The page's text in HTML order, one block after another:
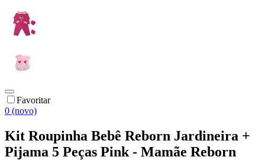
Favoritar
0 (novo)
Kit Roupinha Bebê Reborn Jardineira +
Pijama 5 Peças Pink - Mamãe Reborn